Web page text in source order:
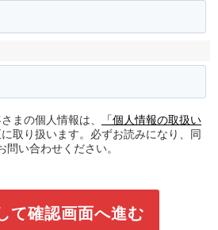
まの個人情報は、
「個人情報の取扱い
取り扱います。必ずお読みになり、同
問い合わせください。
て確認画面へ進む